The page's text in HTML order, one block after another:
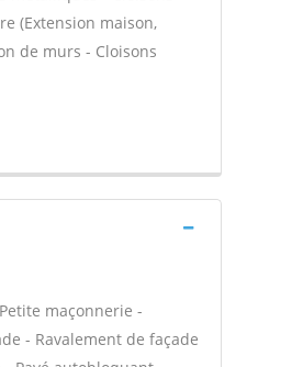
(Extension maison,
de murs - Cloisons
maçonnerie -
- Ravalement de façade